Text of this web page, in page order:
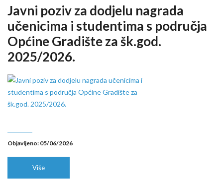
Javni poziv za dodjelu nagrada
učenicima i studentima s područja
Općine Gradište za šk.god.
2025/2026.
Objavljeno: 05/06/2026
Više